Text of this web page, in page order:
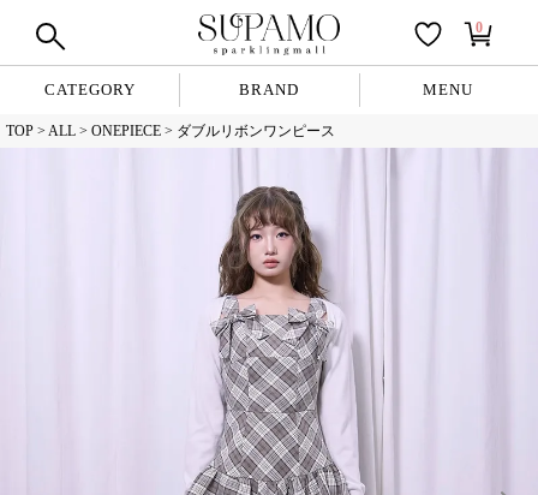
0
CATEGORY BRAND MENU
TOP ALL ONEPIECE ダブルリボンワンピース